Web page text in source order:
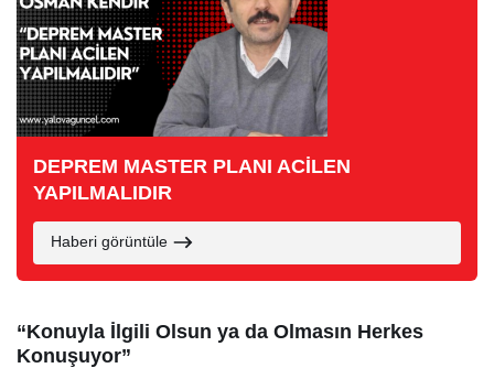
DEPREM MASTER PLANI ACİLEN
YAPILMALIDIR
Haberi görüntüle
“Konuyla İlgili Olsun ya da Olmasın Herkes
Konuşuyor”